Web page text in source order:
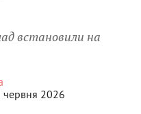
встановили на
червня 2026